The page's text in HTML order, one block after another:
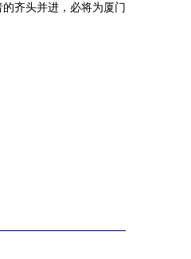
齐头并进，必将为厦门